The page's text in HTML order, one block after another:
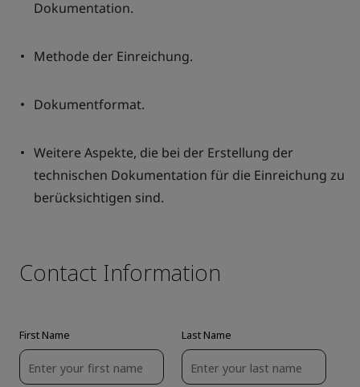
Dokumentation.
Methode der Einreichung.
Dokumentformat.
Weitere Aspekte, die bei der Erstellung der
technischen Dokumentation für die Einreichung zu
berücksichtigen sind.